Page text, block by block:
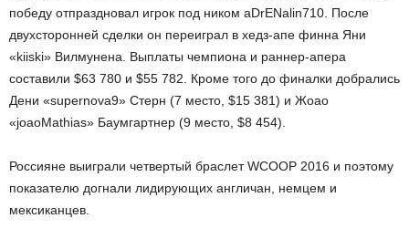
победу отпраздновал игрок под ником aDrENalin710. После
двухсторонней сделки он переиграл в хедз-апе финна Яни
«kiiski» Вилмунена. Выплаты чемпиона и раннер-апера
составили $63 780 и $55 782. Кроме того до финалки добрались
Дени «supernova9» Стерн (7 место, $15 381) и Жоао
«joaoMathias» Баумгартнер (9 место, $8 454).
Россияне выиграли четвертый браслет WCOOP 2016 и поэтому
показателю догнали лидирующих англичан, немцем и
мексиканцев.